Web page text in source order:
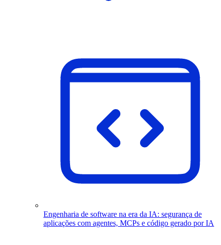
Engenharia de software na era da IA: segurança de
aplicações com agentes, MCPs e código gerado por IA